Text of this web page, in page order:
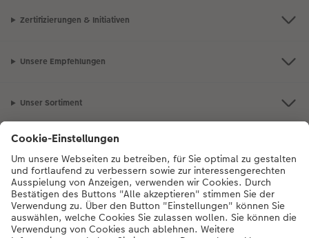
Zertifizierungen & Initiativen
Unsere Empfehlungen
Unser Sortiment
Service
Mehr zum CEWE Fotoservice